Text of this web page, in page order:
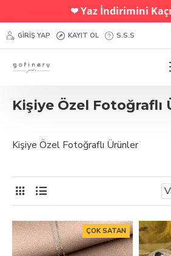
❤︎Yaz İndirimini
GIRIŞ YAP KAYIT OL S.S.S
Kişiye Özel Fotoğraflı
Kişiye Özel Fotoğraflı Ürünler
ÇOK SATAN